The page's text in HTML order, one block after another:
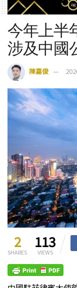
今年上半
涉及中國
陳嘉俊
2
SHARES
113
VIEWS